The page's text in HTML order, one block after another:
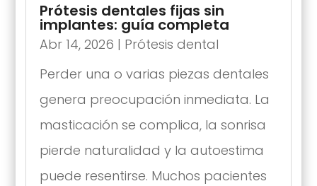
Prótesis dentales fijas sin
implantes: guía completa
Abr 14, 2026 | Prótesis dental
Perder una o varias piezas dentales
genera preocupación inmediata. La
masticación se complica, la sonrisa
pierde naturalidad y la autoestima
puede resentirse. Muchos pacientes